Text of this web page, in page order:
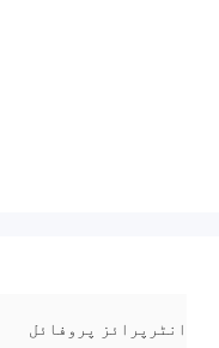
انٹرپرائز پروفائل